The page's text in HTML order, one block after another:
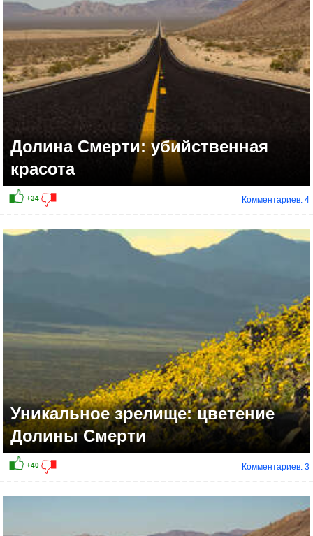
+10
Долина Смерти: убийственная
красота
Комментариев: 4
Уникальное зрелище: цветение
Долины Смерти
Комментариев: 3